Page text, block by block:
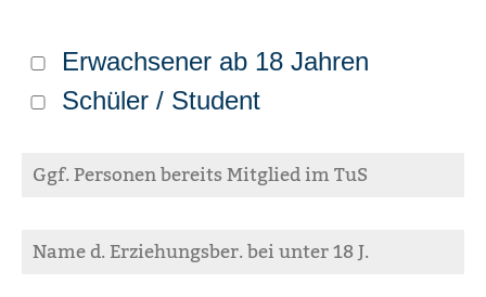
Erwachsener ab 18 Jahren
Schüler / Student